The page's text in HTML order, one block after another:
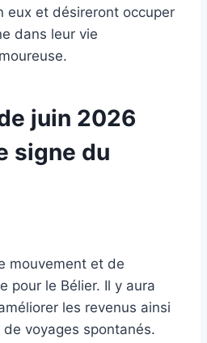
eux et désireront occuper
dans leur vie
juin 2026
signe du
mouvement et de
pour le Bélier. Il y aura
les revenus ainsi
voyages spontanés.